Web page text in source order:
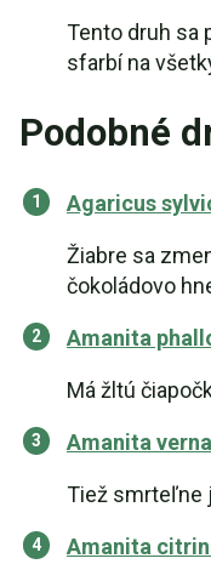
Tento druh sa
sfarbí na
Podobné
Agaricus
Žiabre sa
čokoládovo
Amanita
Má žltú
Amanita verna
Tiež smrteľne
Amanita